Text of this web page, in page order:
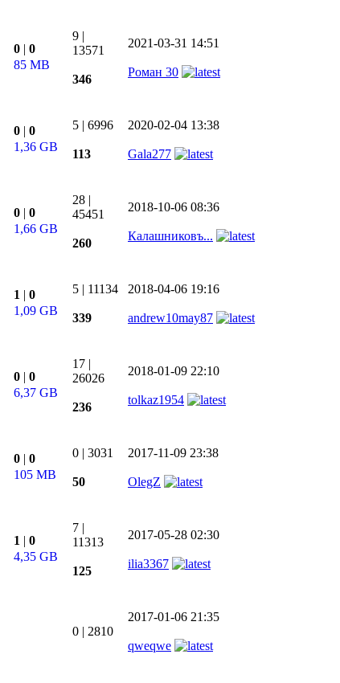
0 | 0
85 MB
9 |
13571
346
2021-03-31 14:51
Роман 30
0 | 0
1,36 GB
5 | 6996
113
2020-02-04 13:38
Gala277
0 | 0
1,66 GB
28 |
45451
260
2018-10-06 08:36
Калашниковъ...
1 | 0
1,09 GB
5 | 11134
339
2018-04-06 19:16
andrew10may87
0 | 0
6,37 GB
17 |
26026
236
2018-01-09 22:10
tolkaz1954
0 | 0
105 MB
0 | 3031
50
2017-11-09 23:38
OlegZ
1 | 0
4,35 GB
7 |
11313
125
2017-05-28 02:30
ilia3367
0 | 2810
2017-01-06 21:35
qweqwe